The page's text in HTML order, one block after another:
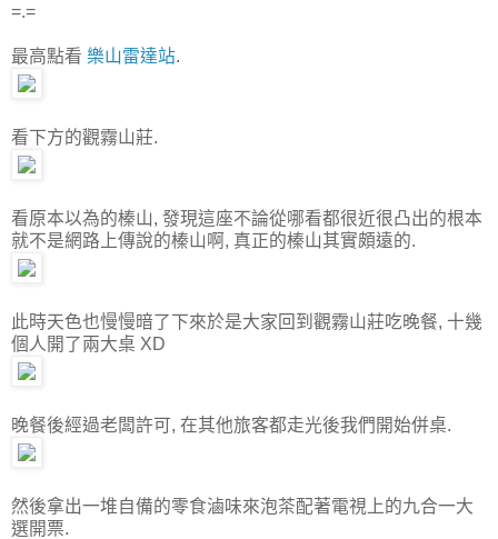
=.=
最高點看 樂山雷達站.
看下方的觀霧山莊.
看原本以為的榛山, 發現這座不論從哪看都很近很凸出的根本
就不是網路上傳說的榛山啊, 真正的榛山其實頗遠的.
此時天色也慢慢暗了下來於是大家回到觀霧山莊吃晚餐, 十幾
個人開了兩大桌 XD
晚餐後經過老闆許可, 在其他旅客都走光後我們開始併桌.
然後拿出一堆自備的零食滷味來泡茶配著電視上的九合一大
選開票.